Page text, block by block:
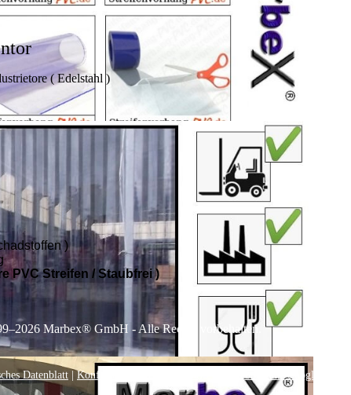
( Edelstahl )
)
PVC Streifen / Staubfrei )
2026 Marbex® GmbH - Alle Rechte vorbehalten.
Datenblatt |Konformität (Food/Pharma) Rezensionen auf Google ansehen